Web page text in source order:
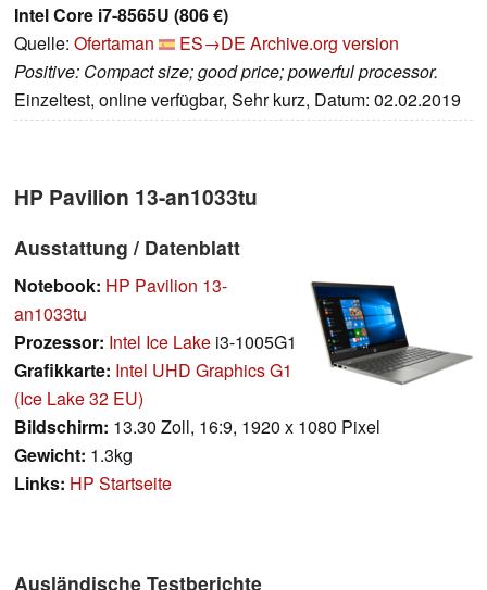
Intel Core i7-8565U (806 €)
Quelle: Ofertaman ES→DE Archive.org version
Positive: Compact size; good price; powerful processor.
Einzeltest, online verfügbar, Sehr kurz, Datum: 02.02.2019
HP Pavilion 13-an1033tu
Ausstattung / Datenblatt
Notebook: HP Pavilion 13-
an1033tu
Prozessor: Intel Ice Lake i3-1005G1
Grafikkarte: Intel UHD Graphics G1
(Ice Lake 32 EU)
Bildschirm: 13.30 Zoll, 16:9, 1920 x 1080 Pixel
Gewicht: 1.3kg
Links: HP Startseite
Ausländische Testberichte